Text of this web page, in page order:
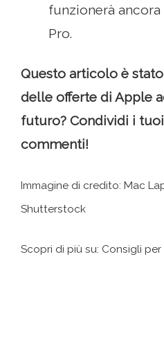
funzionerà
Pro.
Questo articolo è
delle offerte di Apple
futuro? Condividi i
commenti!
Immagine di credito: Mac
Shutterstock
Scopri di più su: Consigli